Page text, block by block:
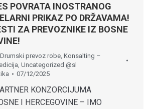
POVRATA INOSTRANOG
PRIKAZ PO DRŽAVAMA!
ZA PREVOZNIKE IZ BOSNE
Drumski prevoz robe Konsalting –
Uncategorized @sl
07/12/2025
KONZORCIJUMA
I HERCEGOVINE – IMO